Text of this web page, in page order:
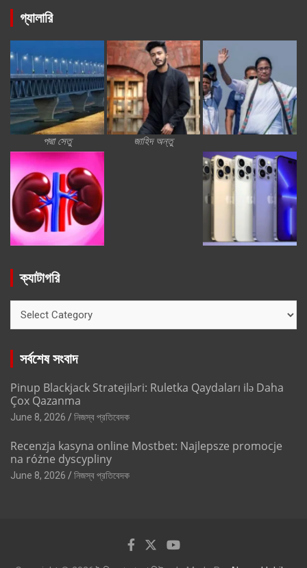
গ্যালারি
পদ্মা সেতু জাহিদ অন্তু
ক্যাটাগরি
সর্বশেষ সংবাদ
Pinup Blackjack Stratejiləri: Ruletka Qaydaları ilə Daha
Çox Qazanma
June 8, 2026 নিজস্ব প্রতিবেদক
Recenzja kasyna online Mostbet: Najlepsze promocje
na różne dyscypliny
June 8, 2026 নিজস্ব প্রতিবেদক